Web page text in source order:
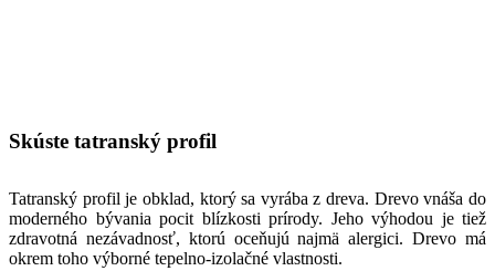
Skúste tatranský profil
Tatranský profil je obklad, ktorý sa vyrába z dreva. Drevo vnáša do
moderného bývania pocit blízkosti prírody. Jeho výhodou je tiež
zdravotná nezávadnosť, ktorú oceňujú najmä alergici. Drevo má
okrem toho výborné tepelno-izolačné vlastnosti.